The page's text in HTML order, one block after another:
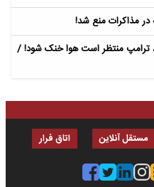
در مذاکرات منع شد!
ترامپ منتظر است هوا خنک شود! /
مستقل آنلاین اتاق فرار